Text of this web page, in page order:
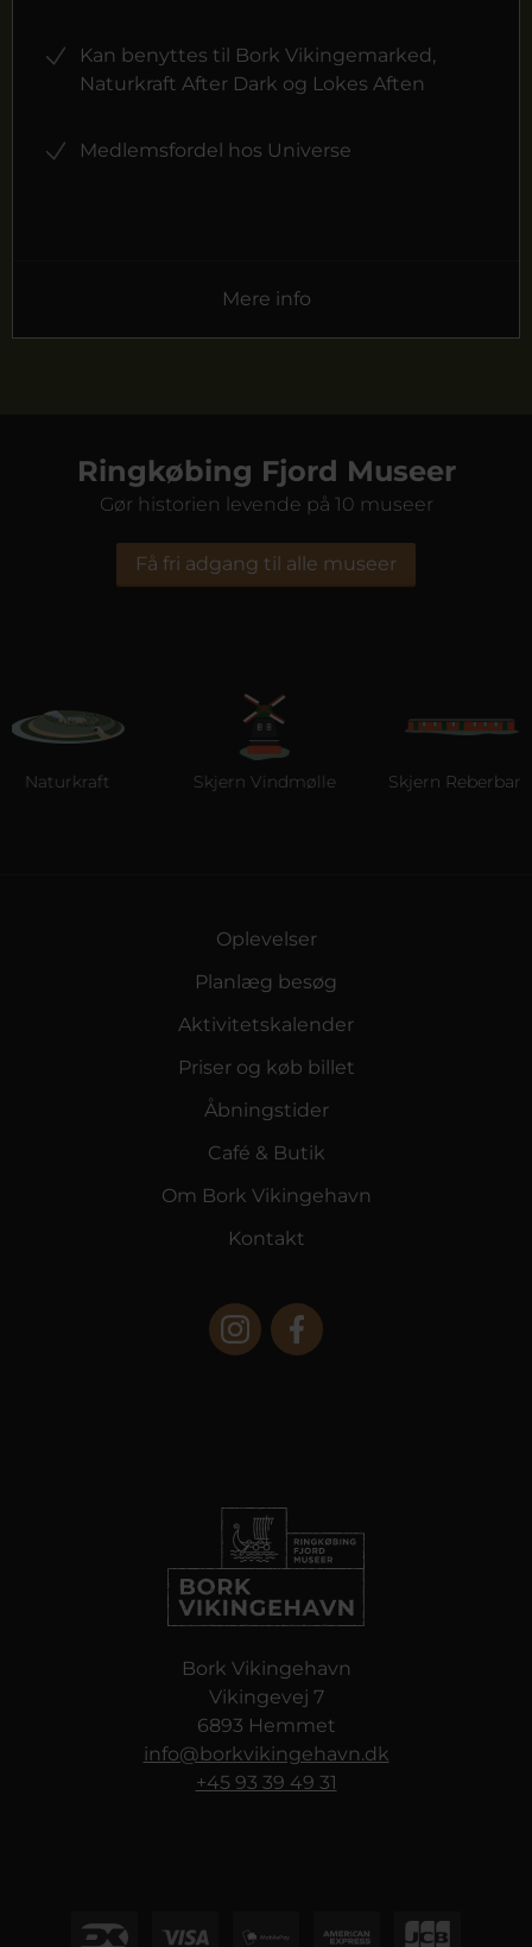
Kan benyttes til Bork Vikingemarked,
Naturkraft After Dark og Lokes Aften
Medlemsfordel hos Universe
Mere info
Ringkøbing Fjord Museer
Gør historien levende på 10 museer
Få fri adgang til alle museer
Skjern Vindmølle Skjern Reberbane
Oplevelser
Planlæg besøg
Aktivitetskalender
Priser og køb billet
Åbningstider
Café & Butik
Om Bork Vikingehavn
Kontakt
Bork Vikingehavn
Vikingevej 7
6893 Hemmet
info@borkvikingehavn.dk
+45 93 39 49 31